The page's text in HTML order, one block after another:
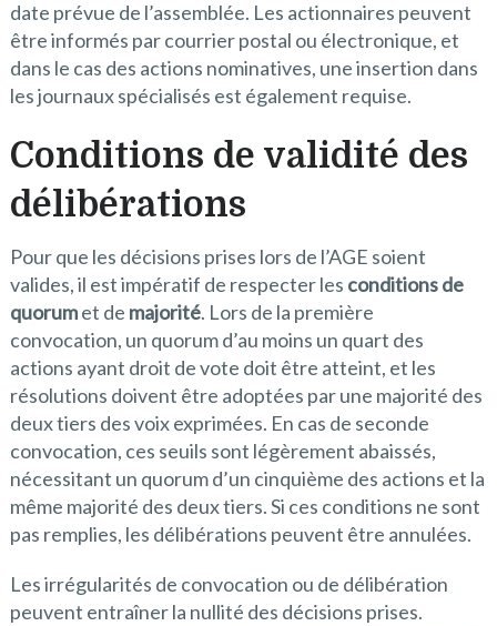
date prévue de l’assemblée. Les actionnaires peuvent
être informés par courrier postal ou électronique, et
dans le cas des actions nominatives, une insertion dans
les journaux spécialisés est également requise.
Conditions de validité des
délibérations
Pour que les décisions prises lors de l’AGE soient
valides, il est impératif de respecter les conditions de
quorumet de majorité. Lors de la première
convocation, un quorum d’au moins un quart des
actions ayant droit de vote doit être atteint, et les
résolutions doivent être adoptées par une majorité des
deux tiers des voix exprimées. En cas de seconde
convocation, ces seuils sont légèrement abaissés,
nécessitant un quorum d’un cinquième des actions et la
même majorité des deux tiers. Si ces conditions ne sont
pas remplies, les délibérations peuvent être annulées.
Les irrégularités de convocation ou de délibération
peuvent entraîner la nullité des décisions prises.